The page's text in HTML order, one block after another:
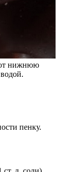
нижнюю
пенку.